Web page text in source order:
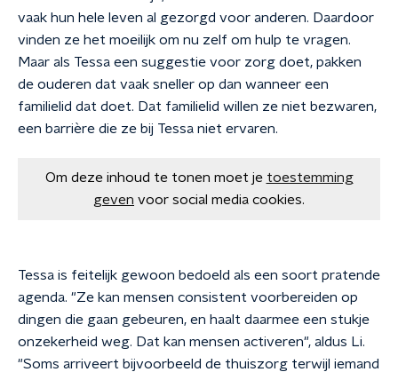
vaak hun hele leven al gezorgd voor anderen. Daardoor
vinden ze het moeilijk om nu zelf om hulp te vragen.
Maar als Tessa een suggestie voor zorg doet, pakken
de ouderen dat vaak sneller op dan wanneer een
familielid dat doet. Dat familielid willen ze niet bezwaren,
een barrière die ze bij Tessa niet ervaren.
Om deze inhoud te tonen moet je toestemming
geven voor social media cookies.
Tessa is feitelijk gewoon bedoeld als een soort pratende
agenda. "Ze kan mensen consistent voorbereiden op
dingen die gaan gebeuren, en haalt daarmee een stukje
onzekerheid weg. Dat kan mensen activeren", aldus Li.
"Soms arriveert bijvoorbeeld de thuiszorg terwijl iemand